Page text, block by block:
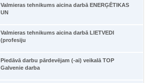
Valmieras tehnikums aicina darbā ENERĢĒTIKAS
UN
Valmieras tehnikums aicina darbā LIETVEDI
(profesiju
Piedāvā darbu pārdevējam (-ai) veikalā TOP
Galvenie darba